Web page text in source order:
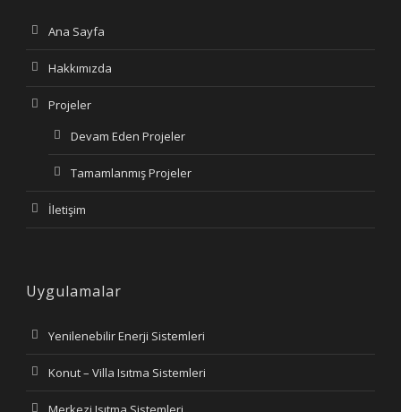
Ana Sayfa
Hakkımızda
Projeler
Devam Eden Projeler
Tamamlanmış Projeler
İletişim
Uygulamalar
Yenilenebilir Enerji Sistemleri
Konut – Villa Isıtma Sistemleri